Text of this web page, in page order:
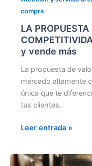
compra
LA
y vende más
La propuesta de
mercado altamente
única que te
tus clientes.
Leer entrada »
CLAVES